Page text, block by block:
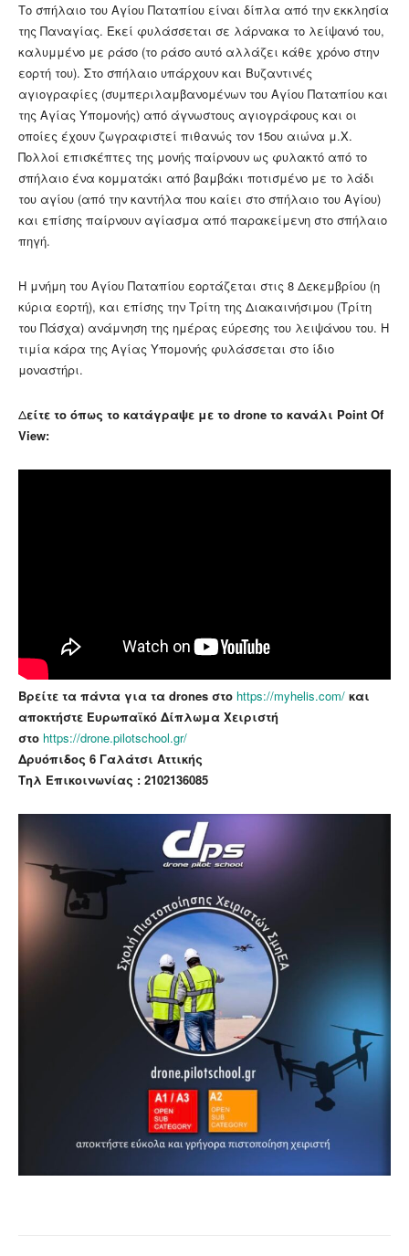
Το σπήλαιο του Αγίου Παταπίου είναι δίπλα από την εκκλησία
της Παναγίας. Εκεί φυλάσσεται σε λάρνακα το λείψανό του,
καλυμμένο με ράσο (το ράσο αυτό αλλάζει κάθε χρόνο στην
εορτή του). Στο σπήλαιο υπάρχουν και Βυζαντινές
αγιογραφίες (συμπεριλαμβανομένων του Αγίου Παταπίου και
της Αγίας Υπομονής) από άγνωστους αγιογράφους και οι
οποίες έχουν ζωγραφιστεί πιθανώς τον 15ου αιώνα μ.Χ.
Πολλοί επισκέπτες της μονής παίρνουν ως φυλακτό από το
σπήλαιο ένα κομματάκι από βαμβάκι ποτισμένο με το λάδι
του αγίου (από την καντήλα που καίει στο σπήλαιο του Αγίου)
και επίσης παίρνουν αγίασμα από παρακείμενη στο σπήλαιο
πηγή.
Η μνήμη του Αγίου Παταπίου εορτάζεται στις 8 Δεκεμβρίου (η
κύρια εορτή), και επίσης την Τρίτη της Διακαινήσιμου (Τρίτη
του Πάσχα) ανάμνηση της ημέρας εύρεσης του λειψάνου του. Η
τιμία κάρα της Αγίας Υπομονής φυλάσσεται στο ίδιο
μοναστήρι.
Δείτε το όπως το κατάγραψε με το drone το κανάλι Point Of
View:
Βρείτε τα πάντα για τα drones στο https://myhelis.com/ και
αποκτήστε Ευρωπαϊκό Δίπλωμα Χειριστή
στο https://drone.pilotschool.gr/
Δρυόπιδος 6 Γαλάτσι Αττικής
Τηλ Επικοινωνίας : 2102136085